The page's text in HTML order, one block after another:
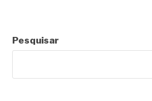
Pesquisar